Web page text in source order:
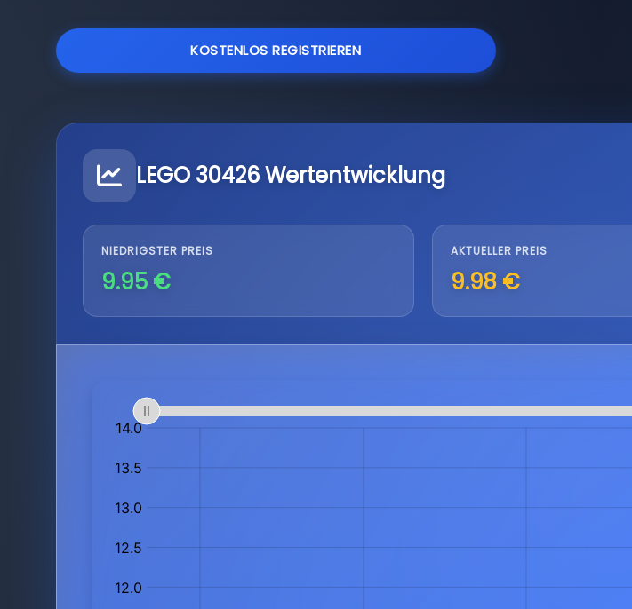
KOSTENLOS REGISTRIEREN
LEGO 30426 Wertentwicklung
NIEDRIGSTER PREIS
9.95 €
AKTUELLER PREIS
9.98 €